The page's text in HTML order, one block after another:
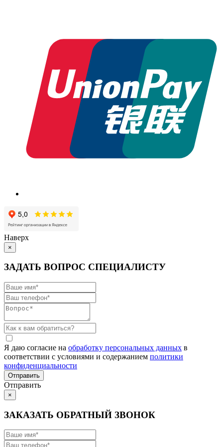
Наверх
×
ЗАДАТЬ ВОПРОС СПЕЦИАЛИСТУ
Я даю согласие на обработку персональных данных в
соответствии с условиями и содержанием политики
конфиденциальности
Отправить
×
ЗАКАЗАТЬ ОБРАТНЫЙ ЗВОНОК